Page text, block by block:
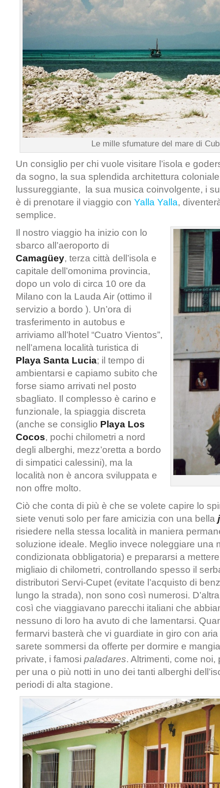
Le mille sfumature del mare di
Un consiglio per chi vuole visitare l’isola e
da sogno, la sua splendida architettura
lussureggiante, la sua musica coinvolgente, i
è di prenotare il viaggio con Yalla Yalla,
semplice.
Il nostro viaggio ha inizio con lo
sbarco all’aeroporto di
Camagüey, terza città dell’isola e
capitale dell’omonima provincia,
dopo un volo di circa 10 ore da
Milano con la Lauda Air (ottimo il
servizio a bordo ). Un’ora di
trasferimento in autobus e
arriviamo all’hotel “Cuatro Vientos”,
nell’amena località turistica di
Playa Santa Lucia; il tempo di
ambientarsi e capiamo subito che
forse siamo arrivati nel posto
sbagliato. Il complesso è carino e
funzionale, la spiaggia discreta
(anche se consiglio Playa Los
Cocos, pochi chilometri a nord
degli alberghi, mezz’oretta a bordo
di simpatici calessini), ma la
località non è ancora sviluppata e
non offre molto.
Ciò che conta di più è che se volete capire lo
siete venuti solo per fare amicizia con una bella
risiedere nella stessa località in maniera
soluzione ideale. Meglio invece noleggiare una
condizionata obbligatoria) e prepararsi a
migliaio di chilometri, controllando spesso il
distributori Servi-Cupet (evitate l’acquisto di
lungo la strada), non sono così numerosi.
così che viaggiavano parecchi italiani che
nessuno di loro ha avuto di che lamentarsi.
fermarvi basterà che vi guardiate in giro con
sarete sommersi da offerte per dormire e
private, i famosi paladares. Altrimenti, come noi,
per una o più notti in uno dei tanti alberghi
periodi di alta stagione.